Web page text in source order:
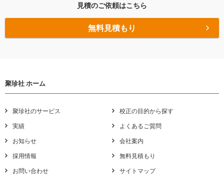
見積のご依頼はこちら
無料見積もり
聚珍社 ホーム
聚珍社のサービス
校正の目的から探す
実績
よくあるご質問
お知らせ
会社案内
採用情報
無料見積もり
お問い合わせ
サイトマップ